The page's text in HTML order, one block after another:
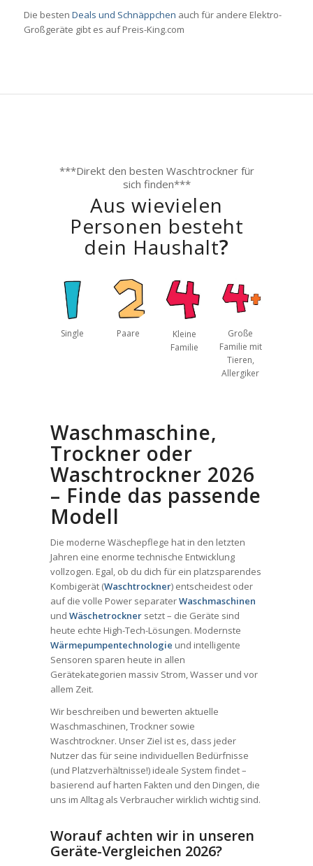
Die besten Deals und Schnäppchen auch für andere Elektro-
Großgeräte gibt es auf Preis-King.com
***Direkt den besten Waschtrockner für
sich finden***
Aus wievielen
Personen besteht
dein Haushalt?
Single Paare
Kleine
Familie
Große
Familie mit
Tieren,
Allergiker
Waschmaschine,
Trockner oder
Waschtrockner 2026
– Finde das passende
Modell
Die moderne Wäschepflege hat in den letzten
Jahren eine enorme technische Entwicklung
vollzogen. Egal, ob du dich für ein platzsparendes
Kombigerät (Waschtrockner) entscheidest oder
auf die volle Power separaterWaschmaschinen
undWäschetrockner setzt – die Geräte sind
heute echte High-Tech-Lösungen. Modernste
Wärmepumpentechnologie und intelligente
Sensoren sparen heute in allen
Gerätekategorien massiv Strom, Wasser und vor
allem Zeit.
Wir beschreiben und bewerten aktuelle
Waschmaschinen, Trockner sowie
Waschtrockner. Unser Ziel ist es, dass jeder
Nutzer das für seine individuellen Bedürfnisse
(und Platzverhältnisse!) ideale System findet –
basierend auf harten Fakten und den Dingen, die
uns im Alltag als Verbraucher wirklich wichtig sind.
Worauf achten wir in unseren
Geräte-Vergleichen 2026?